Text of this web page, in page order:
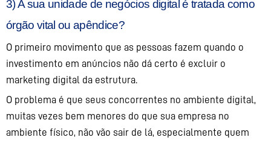
3) A sua unidade de negócios digital é tratada como
órgão vital ou apêndice?
O primeiro movimento que as pessoas fazem quando o
investimento em anúncios não dá certo é excluir o
marketing digital da estrutura.
O problema é que seus concorrentes no ambiente digital,
muitas vezes bem menores do que sua empresa no
ambiente físico, não vão sair de lá, especialmente quem